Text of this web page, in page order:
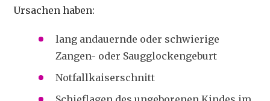
Ursachen haben:
lang andauernde oder schwierige
Zangen- oder Saugglockengeburt
Notfallkaiserschnitt